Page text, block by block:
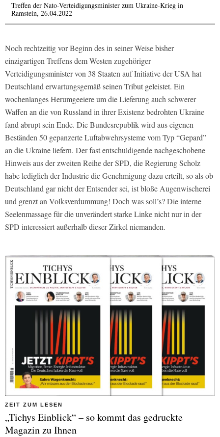
Treffen der Nato-Verteidigungsminister zum Ukraine-Krieg in
Ramstein, 26.04.2022
Noch rechtzeitig vor Beginn des in seiner Weise bisher
einzigartigen Treffens dem Westen zugehöriger
Verteidigungsminister von 38 Staaten auf Initiative der USA hat
Deutschland erwartungsgemäß seinen Tribut geleistet. Ein
wochenlanges Herumgeeiere um die Lieferung auch schwerer
Waffen an die von Russland in ihrer Existenz bedrohten Ukraine
fand abrupt sein Ende. Die Bundesrepublik wird aus eigenen
Beständen 50 gepanzerte Luftabwehrsysteme vom Typ “Gepard”
an die Ukraine liefern. Der fast entschuldigende nachgeschobene
Hinweis aus der zweiten Reihe der SPD, die Regierung Scholz
habe lediglich der Industrie die Genehmigung dazu erteilt, so als ob
Deutschland gar nicht der Entsender sei, ist bloße Augenwischerei
und grenzt an Volksverdummung! Doch was soll’s? Die interne
Seelenmassage für die unverändert starke Linke nicht nur in der
SPD interessiert außerhalb dieser Zirkel niemanden.
ZEIT ZUM LESEN
„Tichys Einblick“ – so kommt das gedruckte
Magazin zu Ihnen